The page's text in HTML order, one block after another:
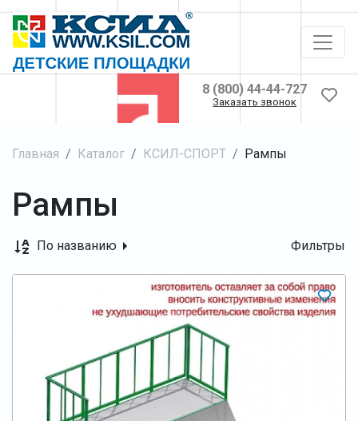
8 (800) 44-44-727
Заказать звонок
Главная Каталог КСИЛ-СПОРТ Рампы
Рампы
По названию Фильтры